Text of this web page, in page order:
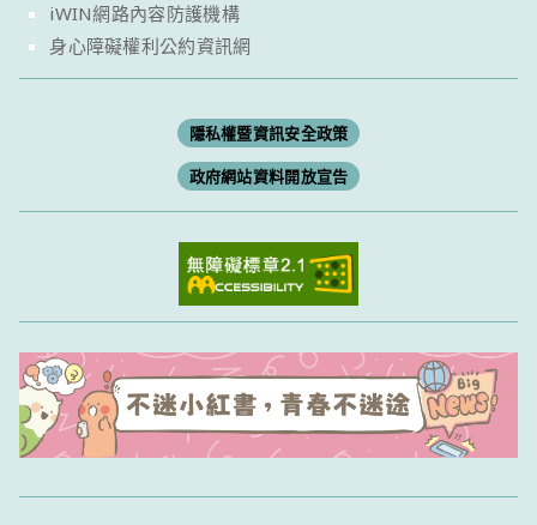
iWIN網路內容防護機構
身心障礙權利公約資訊網
隱私權暨資訊安全政策
政府網站資料開放宣告